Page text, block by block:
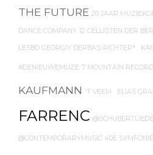
THE FUTURE 20 JAAR
DANCE COMPANY 12 CELLISTEN DER
LESBO GEORGIY DERBAS-RICHTER* .
#DENIEUWEMUZE 7 MOUNTAIN
KAUFMANN 'T VEEM . ELIAS
FARRENC
@CONTEMPORARYMUSIC 40E